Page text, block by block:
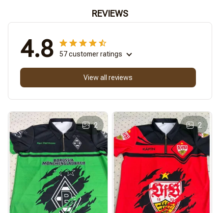
REVIEWS
4.8 57 customer ratings
View all reviews
2 2